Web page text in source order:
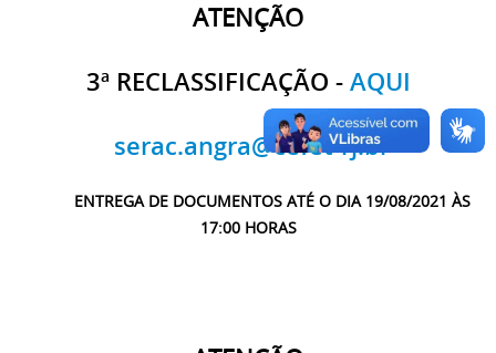
ATENÇÃO
3ª RECLASSIFICAÇÃO - AQUI
serac.angra@cefet-rj.br
ENTREGA DE DOCUMENTOS ATÉ O DIA 19/08/2021 ÀS
17:00 HORAS